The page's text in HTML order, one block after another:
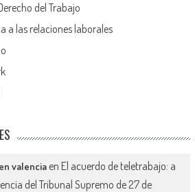
del Trabajo
a las relaciones laborales
valenciaen El acuerdo de teletrabajo: a
del Tribunal Supremo de 27 de